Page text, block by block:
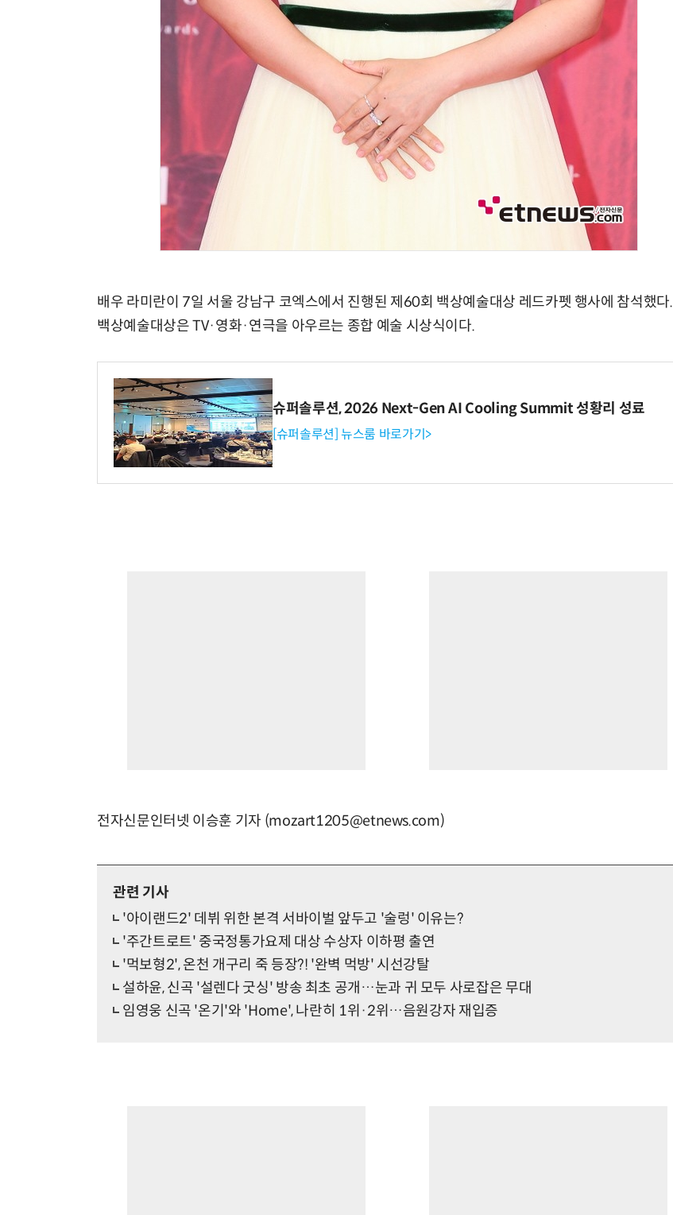
배우 라미란이 7일 서울 강남구 코엑스에서 진행된 제60회 백상예술대상 레드카펫 행사에 참석했다.
백상예술대상은 TV·영화·연극을 아우르는 종합 예술 시상식이다.
슈퍼솔루션, 2026 Next-Gen AI Cooling Summit 성황리 성료
[슈퍼솔루션] 뉴스룸 바로가기>
전자신문인터넷 이승훈 기자 (mozart1205@etnews.com)
관련 기사
'아이랜드2' 데뷔 위한 본격 서바이벌 앞두고 '술렁' 이유는?
'주간트로트' 중국정통가요제 대상 수상자 이하평 출연
'먹보형2', 온천 개구리 죽 등장?! '완벽 먹방' 시선강탈
설하윤, 신곡 '설렌다 굿싱' 방송 최초 공개…눈과 귀 모두 사로잡은 무대
임영웅 신곡 '온기'와 'Home', 나란히 1위·2위…음원강자 재입증